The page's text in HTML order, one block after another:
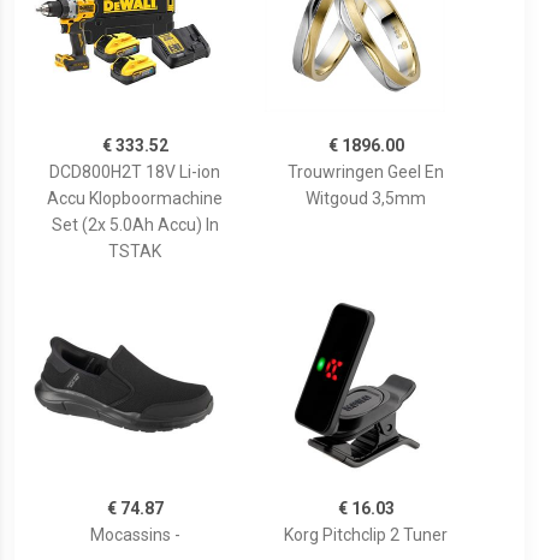
€ 333.52
DCD800H2T 18V Li-ion
Accu Klopboormachine
Set (2x 5.0Ah Accu) In
TSTAK
€ 1896.00
Trouwringen Geel En
Witgoud 3,5mm
€ 74.87
Mocassins -
€ 16.03
Korg Pitchclip 2 Tuner